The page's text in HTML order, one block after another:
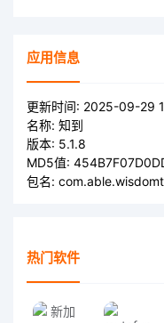
应用信息
更新时间: 2025-09-29
名称: 知到
版本: 5.1.8
MD5值:
包名:
热门软件